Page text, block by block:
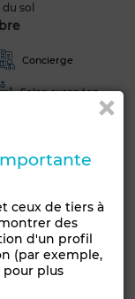
du sol
Concierge
Salon européen
autorisés
ceux de tiers à
des
d'un profil
(par exemple,
pour plus